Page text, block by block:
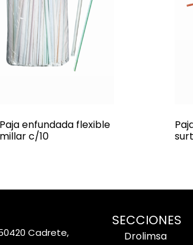
Paja enfundada flexible
millar c/10
Cadrete,
SECCIONES
Drolimsa